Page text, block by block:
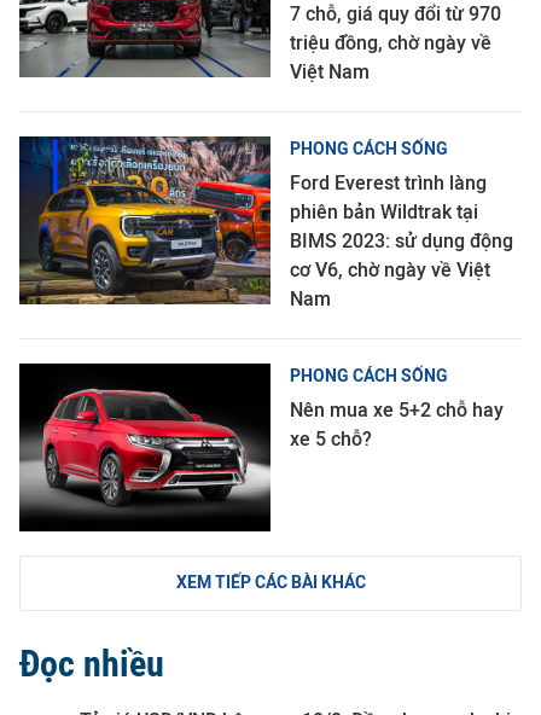
7 chỗ, giá quy đổi từ 970
triệu đồng, chờ ngày về
Việt Nam
PHONG CÁCH SỐNG
Ford Everest trình làng
phiên bản Wildtrak tại
BIMS 2023: sử dụng động
cơ V6, chờ ngày về Việt
Nam
PHONG CÁCH SỐNG
Nên mua xe 5+2 chỗ hay
xe 5 chỗ?
XEM TIẾP CÁC BÀI KHÁC
Đọc nhiều